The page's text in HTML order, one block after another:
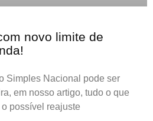
novo limite de
Simples Nacional pode ser
em nosso artigo, tudo o que
possível reajuste